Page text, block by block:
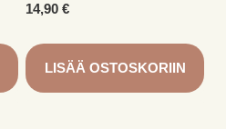
14,90 €
LISÄÄ OSTOSKORIIN